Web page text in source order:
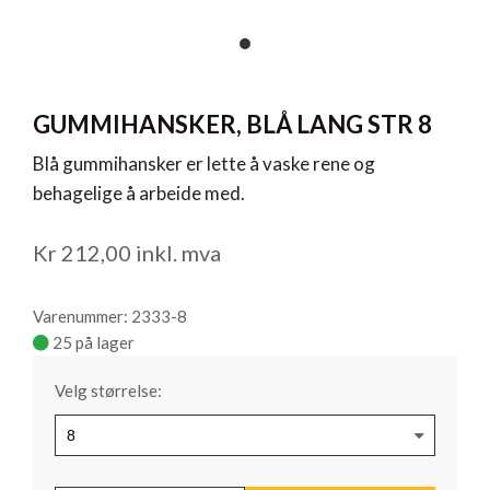
item
of
1
GUMMIHANSKER, BLÅ LANG STR 8
Blå gummihansker er lette å vaske rene og
behagelige å arbeide med.
Kr 212,00 inkl. mva
Varenummer: 2333-8
25 på lager
Velg størrelse: